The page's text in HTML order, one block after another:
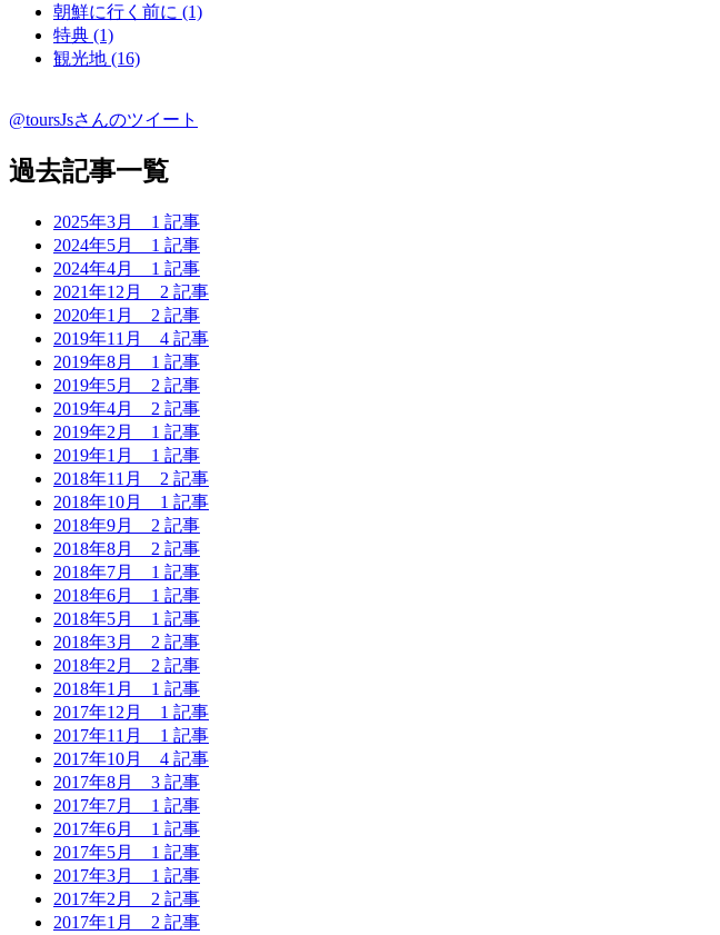
朝鮮に行く前に (1)
特典 (1)
観光地 (16)
@toursJsさんのツイート
過去記事一覧
2025年3月 1 記事
2024年5月 1 記事
2024年4月 1 記事
2021年12月 2 記事
2020年1月 2 記事
2019年11月 4 記事
2019年8月 1 記事
2019年5月 2 記事
2019年4月 2 記事
2019年2月 1 記事
2019年1月 1 記事
2018年11月 2 記事
2018年10月 1 記事
2018年9月 2 記事
2018年8月 2 記事
2018年7月 1 記事
2018年6月 1 記事
2018年5月 1 記事
2018年3月 2 記事
2018年2月 2 記事
2018年1月 1 記事
2017年12月 1 記事
2017年11月 1 記事
2017年10月 4 記事
2017年8月 3 記事
2017年7月 1 記事
2017年6月 1 記事
2017年5月 1 記事
2017年3月 1 記事
2017年2月 2 記事
2017年1月 2 記事